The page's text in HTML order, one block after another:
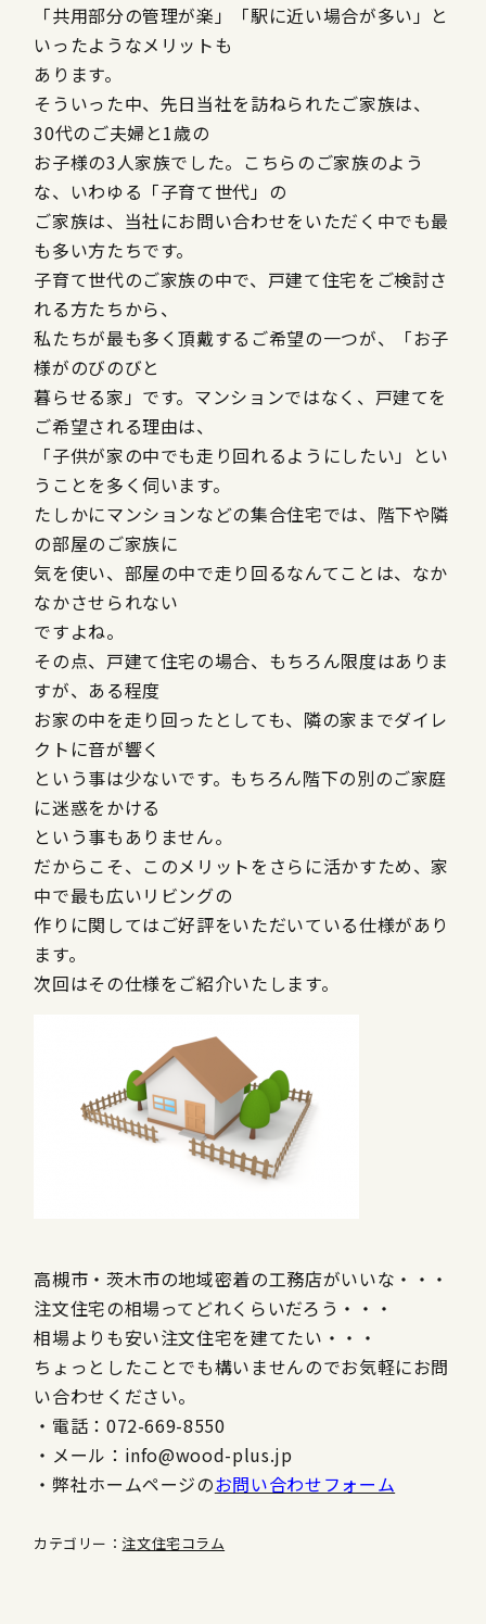
「共用部分の管理が楽」「駅に近い場合が多い」と
いったようなメリットも
あります。
そういった中、先日当社を訪ねられたご家族は、
30代のご夫婦と1歳の
お子様の3人家族でした。こちらのご家族のよう
な、いわゆる「子育て世代」の
ご家族は、当社にお問い合わせをいただく中でも最
も多い方たちです。
子育て世代のご家族の中で、戸建て住宅をご検討さ
れる方たちから、
私たちが最も多く頂戴するご希望の一つが、「お子
様がのびのびと
暮らせる家」です。マンションではなく、戸建てを
ご希望される理由は、
「子供が家の中でも走り回れるようにしたい」とい
うことを多く伺います。
たしかにマンションなどの集合住宅では、階下や隣
の部屋のご家族に
気を使い、部屋の中で走り回るなんてことは、なか
なかさせられない
ですよね。
その点、戸建て住宅の場合、もちろん限度はありま
すが、ある程度
お家の中を走り回ったとしても、隣の家までダイレ
クトに音が響く
という事は少ないです。もちろん階下の別のご家庭
に迷惑をかける
という事もありません。
だからこそ、このメリットをさらに活かすため、家
中で最も広いリビングの
作りに関してはご好評をいただいている仕様があり
ます。
次回はその仕様をご紹介いたします。
高槻市・茨木市の地域密着の工務店がいいな・・・
注文住宅の相場ってどれくらいだろう・・・
相場よりも安い注文住宅を建てたい・・・
ちょっとしたことでも構いませんのでお気軽にお問
い合わせください。
・電話：072-669-8550
・メール：info@wood-plus.jp
・弊社ホームページのお問い合わせフォーム
カテゴリー： 注文住宅コラム